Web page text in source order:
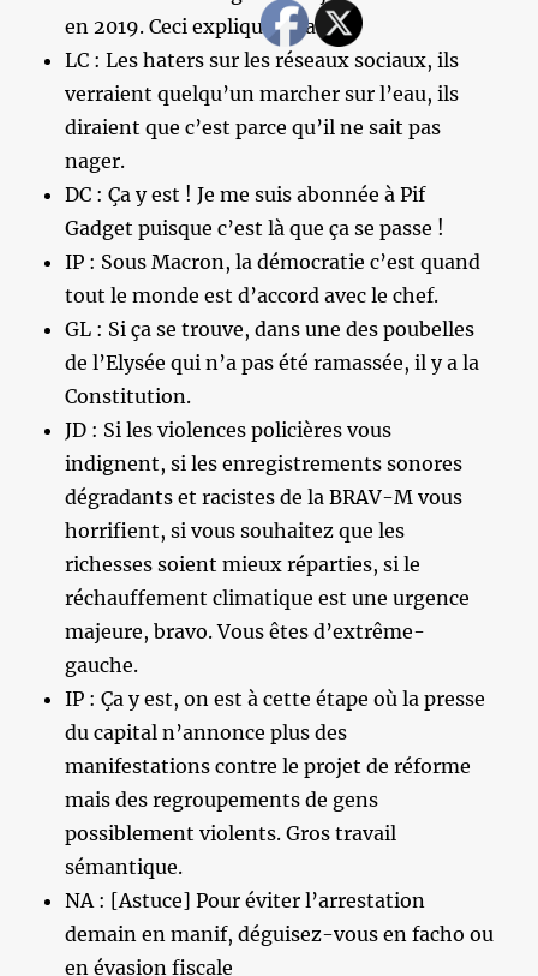
en 2019. Ceci explique cela.
LC : Les haters sur les réseaux sociaux, ils
verraient quelqu’un marcher sur l’eau, ils
diraient que c’est parce qu’il ne sait pas
nager.
DC : Ça y est ! Je me suis abonnée à Pif
Gadget puisque c’est là que ça se passe !
IP : Sous Macron, la démocratie c’est quand
tout le monde est d’accord avec le chef.
GL : Si ça se trouve, dans une des poubelles
de l’Elysée qui n’a pas été ramassée, il y a la
Constitution.
JD : Si les violences policières vous
indignent, si les enregistrements sonores
dégradants et racistes de la BRAV-M vous
horrifient, si vous souhaitez que les
richesses soient mieux réparties, si le
réchauffement climatique est une urgence
majeure, bravo. Vous êtes d’extrême-
gauche.
IP : Ça y est, on est à cette étape où la presse
du capital n’annonce plus des
manifestations contre le projet de réforme
mais des regroupements de gens
possiblement violents. Gros travail
sémantique.
NA : [Astuce] Pour éviter l’arrestation
demain en manif, déguisez-vous en facho ou
en évasion fiscale